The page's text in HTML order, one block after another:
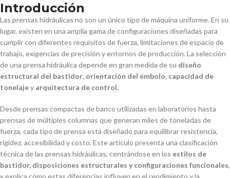
Introducción
Las prensas hidráulicas no son un único tipo de máquina uniforme. En su
lugar, existen en una amplia gama de configuraciones diseñadas para
cumplir con diferentes requisitos de fuerza, limitaciones de espacio de
trabajo, exigencias de precisión y entornos de producción. La selección
de una prensa hidráulica depende en gran medida de su diseño
estructural del bastidor, orientación del émbolo, capacidad de
tonelajey arquitectura de control.
Desde prensas compactas de banco utilizadas en laboratorios hasta
prensas de múltiples columnas que generan miles de toneladas de
fuerza, cada tipo de prensa está diseñado para equilibrar resistencia,
rigidez, accesibilidad y costo. Este artículo presenta una clasificación
técnica de las prensas hidráulicas, centrándose en los estilos de
bastidor, disposiciones estructurales y configuraciones funcionales,
y explica cómo estas diferencias influyen en el rendimiento y la